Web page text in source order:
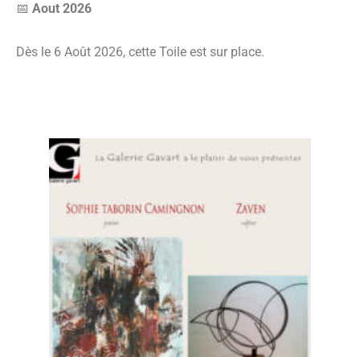
📅 Aout 2026
Dès le 6 Août 2026, cette Toile est sur place.